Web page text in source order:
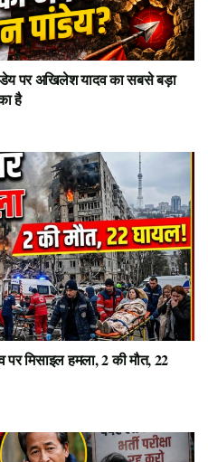
पर अखिलेश यादव का सबसे बड़ा
है
मिसाइल हमला, 2 की मौत, 22